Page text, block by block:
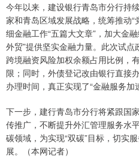
今年以来，建设银行青岛市分行持
家和青岛区域发展战略，统筹推动
细金融工作“五篇大文章”，加大金
外贸”提供坚实金融力量。此次试
跨境融资风险加权余额占用比例，
限；同时，外债登记改由银行直接
办理时间，真正实现了“金融服务加
下一步，建行青岛市分行将紧跟国
传推广，不断提升外汇管理服务水
碳领域，为实现“双碳”目标，切实
展。（本网记者）